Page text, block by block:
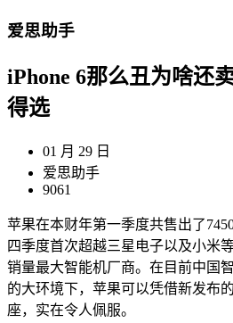
爱思助手
iPhone 6那么丑为啥还
得选
01 月 29 日
爱思助手
9061
苹果在本财年第一季度共售出了
四季度首次超越三星电子以及小米
销量最大智能机厂商。在目前中国
的大环境下，苹果可以凭借新发布
座，实在令人佩服。